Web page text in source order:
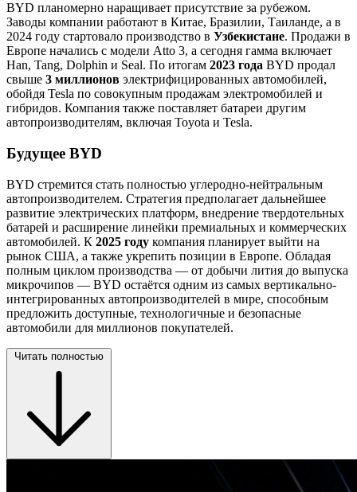
BYD планомерно наращивает присутствие за рубежом.
Заводы компании работают в Китае, Бразилии, Таиланде, а в
2024 году стартовало производство в Узбекистане. Продажи в
Европе начались с модели Atto 3, а сегодня гамма включает
Han, Tang, Dolphin и Seal. По итогам 2023 года BYD продал
свыше 3 миллионов электрифицированных автомобилей,
обойдя Tesla по совокупным продажам электромобилей и
гибридов. Компания также поставляет батареи другим
автопроизводителям, включая Toyota и Tesla.
Будущее BYD
BYD стремится стать полностью углеродно-нейтральным
автопроизводителем. Стратегия предполагает дальнейшее
развитие электрических платформ, внедрение твердотельных
батарей и расширение линейки премиальных и коммерческих
автомобилей. К 2025 году компания планирует выйти на
рынок США, а также укрепить позиции в Европе. Обладая
полным циклом производства — от добычи лития до выпуска
микрочипов — BYD остаётся одним из самых вертикально-
интегрированных автопроизводителей в мире, способным
предложить доступные, технологичные и безопасные
автомобили для миллионов покупателей.
Читать полностью